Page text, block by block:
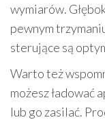
wymiarów.
pewnym
sterujące są
Warto też
możesz ładować
lub go zasilać.